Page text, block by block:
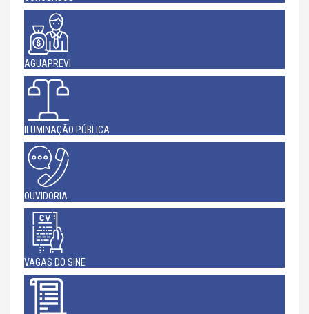
AGUAPREVI
ILUMINAÇÃO PÚBLICA
OUVIDORIA
VAGAS DO SINE